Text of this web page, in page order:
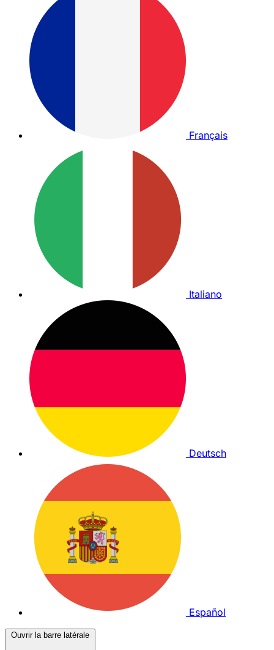
Français
Italiano
Deutsch
Español
Ouvrir la barre latérale